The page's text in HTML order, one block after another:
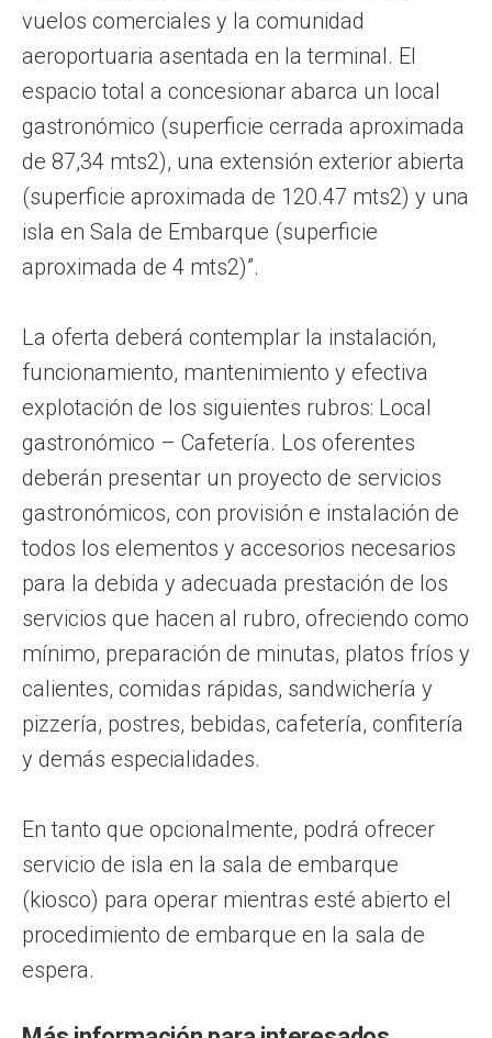
vuelos comerciales y la comunidad
aeroportuaria asentada en la terminal. El
espacio total a concesionar abarca un local
gastronómico (superficie cerrada aproximada
de 87,34 mts2), una extensión exterior abierta
(superficie aproximada de 120.47 mts2) y una
isla en Sala de Embarque (superficie
aproximada de 4 mts2)”.
La oferta deberá contemplar la instalación,
funcionamiento, mantenimiento y efectiva
explotación de los siguientes rubros: Local
gastronómico – Cafetería. Los oferentes
deberán presentar un proyecto de servicios
gastronómicos, con provisión e instalación de
todos los elementos y accesorios necesarios
para la debida y adecuada prestación de los
servicios que hacen al rubro, ofreciendo como
mínimo, preparación de minutas, platos fríos y
calientes, comidas rápidas, sandwichería y
pizzería, postres, bebidas, cafetería, confitería
y demás especialidades.
En tanto que opcionalmente, podrá ofrecer
servicio de isla en la sala de embarque
(kiosco) para operar mientras esté abierto el
procedimiento de embarque en la sala de
espera.